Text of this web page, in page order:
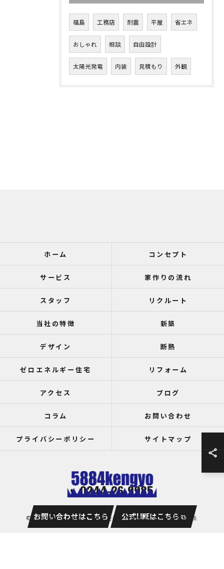
福島 工務店 耐震 平屋 省エネ
おしゃれ 相談 自由設計
太陽光発電 内装 見積もり 外観
0244-26-9985
お問い合わせはこちら 公式LINEはこちら
ホーム コンセプト
サービス 家作りの流れ
スタッフ リクルート
当社の特徴 新築
デザイン 断熱
ゼロエネルギー住宅 リフォーム
アクセス ブログ
コラム お問い合わせ
プライバシーポリシー サイトマップ
© 2026 福島で工務店なら有限会社小林建業 ALL RIGHTS RESERVED.